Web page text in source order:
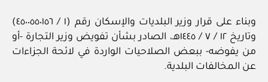
وبناء على قرار وزير البلديات والإسكان رقم (١ / ٤٥٠٠٥٥٠١٥٦)
وتاريخ ١٢ / ٧ / ١٤٤٥هـ، الصادر بشأن تفويض وزير التجارة -أو
من يفوضه- ببعض الصلاحيات الواردة في لائحة الجزاءات
عن المخالفات البلدية.